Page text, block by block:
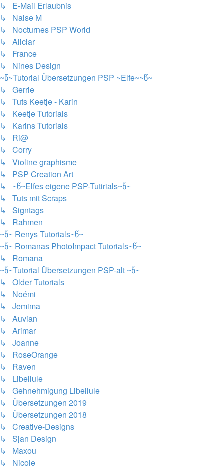
↳ E-Mail Erlaubnis
↳ Naise M
↳ Nocturnes PSP World
↳ Aliciar
↳ France
↳ Nines Design
~წ~Tutorial Übersetzungen PSP ~Elfe~~წ~
↳ Gerrie
↳ Tuts Keetje - Karin
↳ Keetje Tutorials
↳ Karins Tutorials
↳ Ri@
↳ Corry
↳ Violine graphisme
↳ PSP Creation Art
↳ ~წ~Elfes eigene PSP-Tutirials~წ~
↳ Tuts mit Scraps
↳ Signtags
↳ Rahmen
~წ~ Renys Tutorials~წ~
~წ~ Romanas PhotoImpact Tutorials~წ~
↳ Romana
~წ~Tutorial Übersetzungen PSP-alt ~წ~
↳ Older Tutorials
↳ Noémi
↳ Jemima
↳ Auvian
↳ Arimar
↳ Joanne
↳ RoseOrange
↳ Raven
↳ Libellule
↳ Gehnehmigung Libellule
↳ Übersetzungen 2019
↳ Übersetzungen 2018
↳ Creative-Designs
↳ Sjan Design
↳ Maxou
↳ Nicole